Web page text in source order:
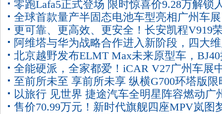
价13.49万元起
零跑Lafa5正式登场 限时惊喜价9.28万解锁
Dream Car
全球首款量产半固态电池车型亮相广州车
全新MG4半固态安芯版将于12月交付
更可靠、更高效、更安全！长安凯程V919
版50kWh正式上市
阿维塔与华为战略合作进入新阶段，四大
全面推进联合共创
北京越野发布ELMT Max未来原型车，
险家广州车展开启预订
全能硬派，全家都爱！iCAR V27广州车展
首秀
至前所未至 享前所未享 纵横G700环塔版限
级焕新价33.49万起上市
以旅行 见世界 捷途汽车全明星阵容燃动广
展
售价70.99万元！新时代旗舰四座MPV岚图